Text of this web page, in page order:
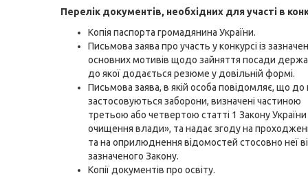
Перелік документів, необхідних для участі в
Копія паспорта громадянина України.
Письмова заява про участь у конкурсі із
основних мотивів щодо зайняття посади
до якої додається резюме у довільній формі.
Письмова заява, в якій особа повідомляє, що до
застосовуються заборони, визначені частиною
третьою або четвертою статті 1 Закону
очищення влади», та надає згоду на
та на оприлюднення відомостей стосовно неї
зазначеного Закону.
Копії документів про освіту.